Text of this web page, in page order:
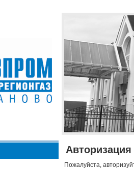
Авторизация
Пожалуйста,